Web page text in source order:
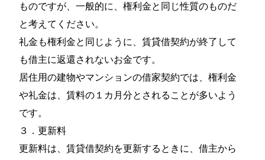
ものですが、一般的に、権利金と同じ性質のものだ
と考えてください。
礼金も権利金と同じように、賃貸借契約が終了して
も借主に返還されないお金です。
居住用の建物やマンションの借家契約では、権利金
や礼金は、賃料の１カ月分とされることが多いよう
です。
３．更新料
更新料は、賃貸借契約を更新するときに、借主から